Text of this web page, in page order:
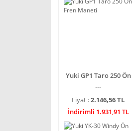
Yuki GP1 Taro 250 Ön
...
Fiyat :2.146,56 TL
İndirimli 1.931,91 TL